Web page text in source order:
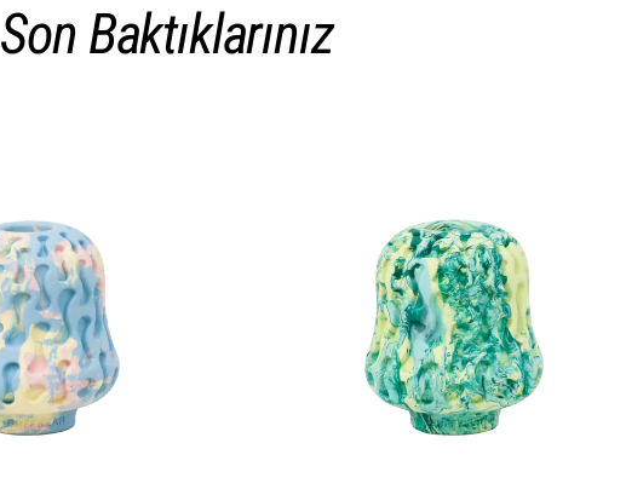
Son Baktıklarınız